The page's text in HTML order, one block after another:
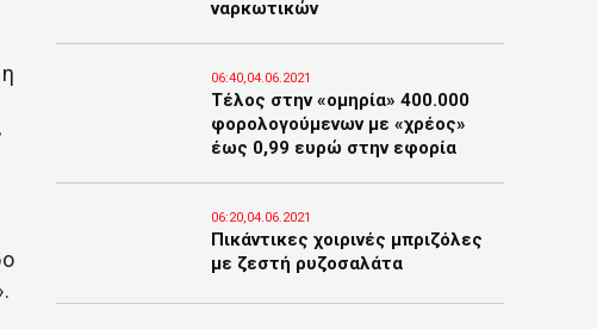
ναρκωτικών
06:40,04.06.2021
Τέλος στην «ομηρία» 400.000
φορολογούμενων με «χρέος»
έως 0,99 ευρώ στην εφορία
06:20,04.06.2021
Πικάντικες χοιρινές μπριζόλες
με ζεστή ρυζοσαλάτα